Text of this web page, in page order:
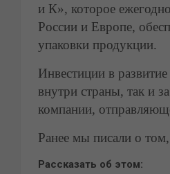
и К», которое
России и Европе,
упаковки продукции.
Инвестиции в
внутри страны, так и
компании,
Ранее мы писали о
Рассказать об этом: